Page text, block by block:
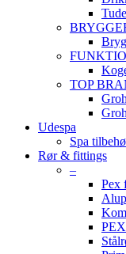
Tude
TOP
Udespa
Spa
Rør & fittings
–
Pex